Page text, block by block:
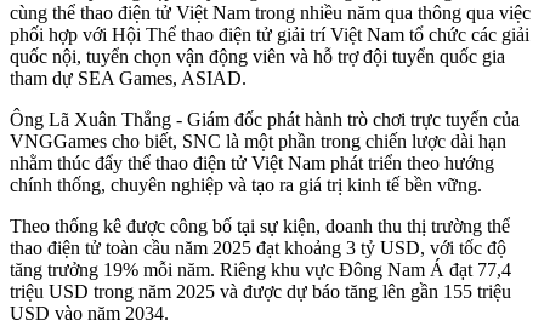
cùng thể thao điện tử Việt Nam trong nhiều năm qua thông qua việc
phối hợp với Hội Thể thao điện tử giải trí Việt Nam tổ chức các giải
quốc nội, tuyển chọn vận động viên và hỗ trợ đội tuyển quốc gia
tham dự SEA Games, ASIAD.
Ông Lã Xuân Thắng - Giám đốc phát hành trò chơi trực tuyến của
VNGGames cho biết, SNC là một phần trong chiến lược dài hạn
nhằm thúc đẩy thể thao điện tử Việt Nam phát triển theo hướng
chính thống, chuyên nghiệp và tạo ra giá trị kinh tế bền vững.
Theo thống kê được công bố tại sự kiện, doanh thu thị trường thể
thao điện tử toàn cầu năm 2025 đạt khoảng 3 tỷ USD, với tốc độ
tăng trưởng 19% mỗi năm. Riêng khu vực Đông Nam Á đạt 77,4
triệu USD trong năm 2025 và được dự báo tăng lên gần 155 triệu
USD vào năm 2034.